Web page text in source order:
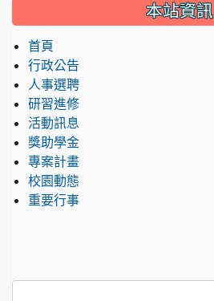
::: 本站資訊
首頁
行政公告
人事選聘
研習進修
活動訊息
獎助學金
專案計畫
校園動態
重要行事